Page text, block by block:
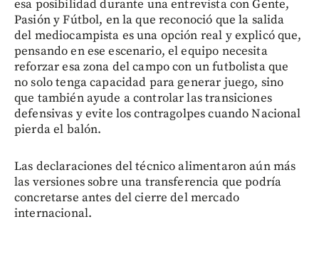
esa posibilidad durante una entrevista con Gente,
Pasión y Fútbol, en la que reconoció que la salida
del mediocampista es una opción real y explicó que,
pensando en ese escenario, el equipo necesita
reforzar esa zona del campo con un futbolista que
no solo tenga capacidad para generar juego, sino
que también ayude a controlar las transiciones
defensivas y evite los contragolpes cuando Nacional
pierda el balón.
Las declaraciones del técnico alimentaron aún más
las versiones sobre una transferencia que podría
concretarse antes del cierre del mercado
internacional.